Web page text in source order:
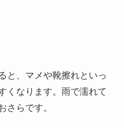
と、マメや靴擦れといっ
くなります。雨で濡れて
さらです。